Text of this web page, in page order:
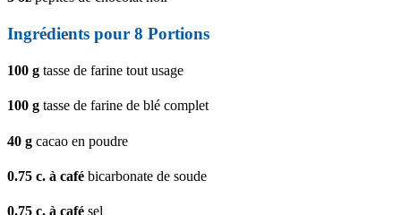
Ingrédients pour 8 Portions
100 g tasse de farine tout usage
100 g tasse de farine de blé complet
40 g cacao en poudre
0.75 c. à café bicarbonate de soude
0.75 c. à café sel